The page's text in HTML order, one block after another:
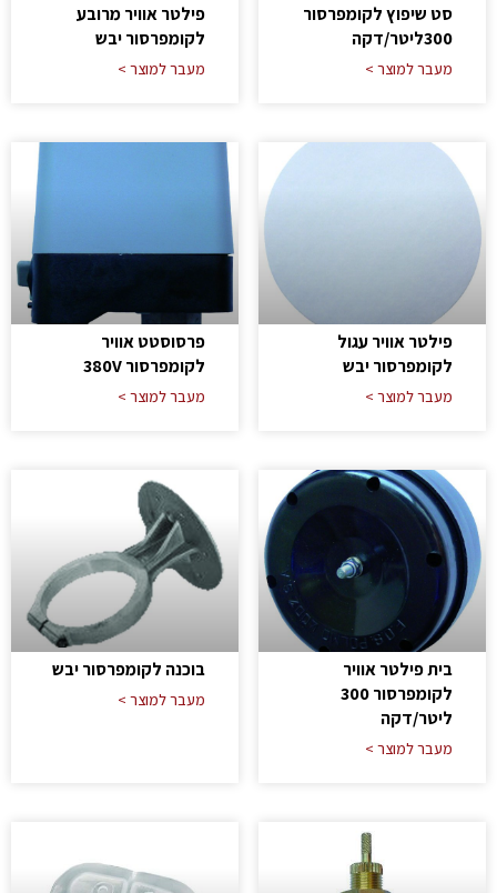
סט שיפוץ לקומפרסור
300ליטר/דקה
מעבר למוצר >
פילטר אוויר מרובע
לקומפרסור יבש
מעבר למוצר >
פילטר אוויר עגול
לקומפרסור יבש
מעבר למוצר >
פרסוסטט אוויר
לקומפרסור 380V
מעבר למוצר >
בית פילטר אוויר
לקומפרסור 300
ליטר/דקה
מעבר למוצר >
בוכנה לקומפרסור יבש
מעבר למוצר >